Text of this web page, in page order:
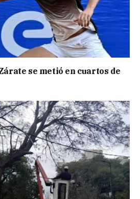
se metió en cuartos de